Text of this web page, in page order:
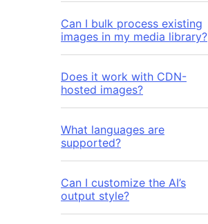
Can I bulk process existing
images in my media library?
Does it work with CDN-
hosted images?
What languages are
supported?
Can I customize the AI’s
output style?